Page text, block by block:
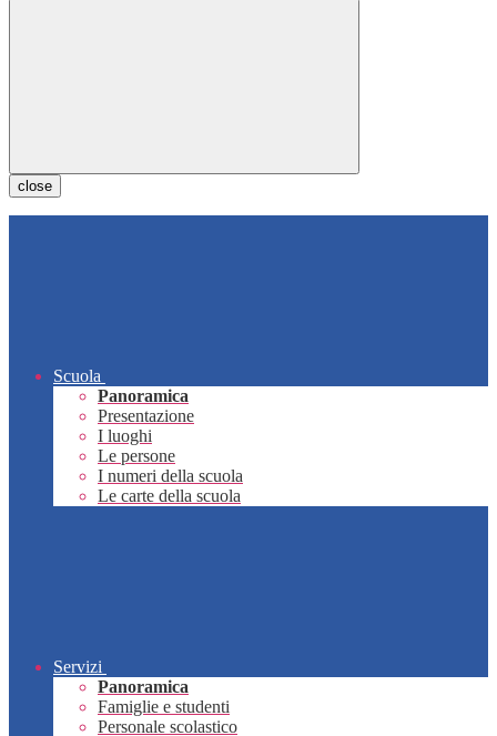
close
Scuola
Panoramica
Presentazione
I luoghi
Le persone
I numeri della scuola
Le carte della scuola
Servizi
Panoramica
Famiglie e studenti
Personale scolastico